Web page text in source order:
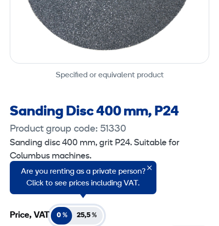
Specified or equivalent product
Sanding Disc 400 mm, P24
Product group code: 51330
Sanding disc 400 mm, grit P24. Suitable for
Columbus machines.
Sales unit: 1 piece.
Are you renting as a private person?
Click to see prices including VAT.
Price, VAT 0 % 25,5 %